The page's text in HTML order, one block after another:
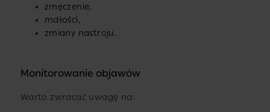
zmęczenie,
mdłości,
zmiany nastroju.
Monitorowanie objawów
Warto zwracać uwagę na: